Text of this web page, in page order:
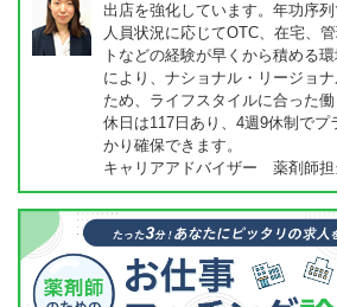
出店を強化しています。年功序
人員状況に応じてOTC、在宅、
トなどの経験が早くから積める
により、ナショナル・リージョ
ため、ライフスタイルに合った
休日は117日あり、4週9休制でプ
かり確保できます。
キャリアアドバイザー 薬剤師担